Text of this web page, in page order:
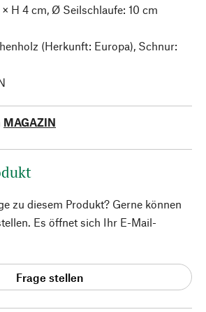
× H 4 cm, Ø Seilschlaufe: 10 cm
(Herkunft: Europa), Schnur:
MAGAZIN
zu diesem Produkt? Gerne können
Es öffnet sich Ihr E-Mail-
Frage stellen